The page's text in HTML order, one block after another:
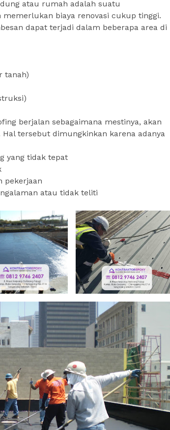
atau rumah adalah suatu
biaya renovasi cukup tinggi.
dapat terjadi dalam beberapa area di
tanah)
berjalan sebagaimana mestinya, akan
tersebut dimungkinkan karena adanya
yang tidak tepat
pekerjaan
atau tidak teliti